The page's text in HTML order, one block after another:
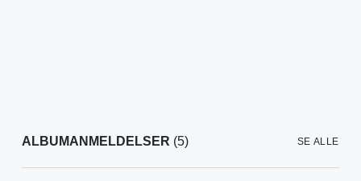
ALBUMANMELDELSER (5) SE ALLE